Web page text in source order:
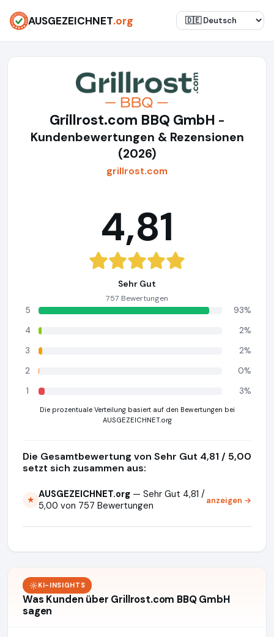
AUSGEZEICHNET.org
Grillrost.com BBQ GmbH -
Kundenbewertungen & Rezensionen
(2026)
grillrost.com
4,81
Sehr Gut
757 Bewertungen
5
93%
4
2%
3
2%
2
0%
1
3%
Die prozentuale Verteilung basiert auf den Bewertungen bei
AUSGEZEICHNET.org
Die Gesamtbewertung von Sehr Gut 4,81 / 5,00
setzt sich zusammen aus:
★ AUSGEZEICHNET.org — Sehr Gut 4,81 /
5,00 von 757 Bewertungen
anzeigen →
KI-INSIGHTS
Was Kunden über Grillrost.com BBQ GmbH
sagen